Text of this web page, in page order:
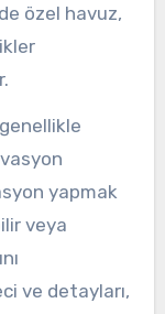
özel havuz,
yapmak
veya
ve detayları,